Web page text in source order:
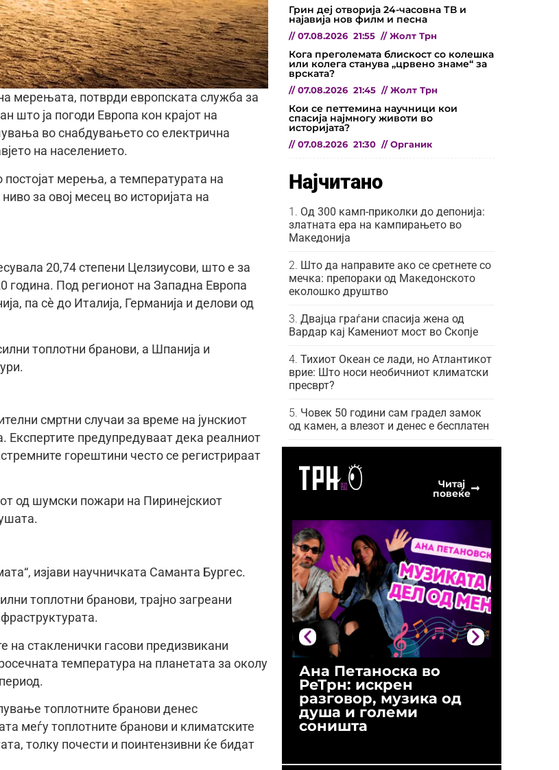
мерењата, потврди европската служба за
што ја погоди Европа кон крајот на
во снабдувањето со електрична
на населението.
постојат мерења, а температурата на
за овој месец во историјата на
20,74 степени Целзиусови, што е за
година. Под регионот на Западна Европа
па сè до Италија, Германија и делови од
топлотни бранови, а Шпанија и
смртни случаи за време на јунскиот
Експертите предупредуваат дека реалниот
горештини често се регистрираат
од шумски пожари на Пиринејскиот
изјави научничката Саманта Бургес.
топлотни бранови, трајно загреани
на стакленички гасови предизвикани
температура на планетата за околу
топлотните бранови денес
меѓу топлотните бранови и климатските
толку почести и поинтензивни ќе бидат
Грин деј отворија 24-часовна ТВ и
најавија нов филм и песна
// 07.08.2026 21:55 // Жолт Трн
Кога преголемата блискост со колешка
или колега станува „црвено знаме“ за
врската?
// 07.08.2026 21:45 // Жолт Трн
Кои се петтемина научници кои
спасија најмногу животи во
историјата?
// 07.08.2026 21:30 // Органик
Најчитано
Од 300 камп-приколки до депонија:
златната ера на кампирањето во
Македонија
Што да направите ако се сретнете со
мечка: препораки од Македонското
еколошко друштво
Двајца граѓани спасија жена од
Вардар кај Камениот мост во Скопје
Тихиот Океан се лади, но Атлантикот
врие: Што носи необичниот климатски
пресврт?
Човек 50 години сам градел замок
од камен, а влезот и денес е бесплатен
Читај
повеќе
Ана Петаноска во
РеТрн: искрен
разговор, музика од
душа и големи
соништа